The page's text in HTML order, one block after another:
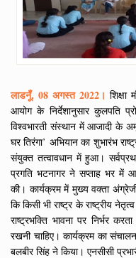
लाडनूँ, 08 अगस्त 2022। शिक्षा
आयोग के निर्देशानुसार कुलपति
विश्वभारती संस्थान में आजादी के
घर तिरंगा’ अभियान का शुभारंभ
संयुक्त तत्वावधान में हुआ।
प्रगति भटनागर ने सप्ताह भर में
की। कार्यक्रम में मुख्य वक्ता अंग्रेजी
कि किसी भी राष्ट्र के राष्ट्रीय
राष्ट्रभक्ति भावना पर निर्भर
रखनी चाहिए। कार्यक्रम का
बलबीर सिंह ने किया। एनसीसी